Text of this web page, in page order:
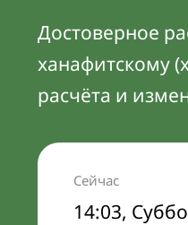
Достоверное
ханафитскому
расчёта и
Сейчас
14:03,